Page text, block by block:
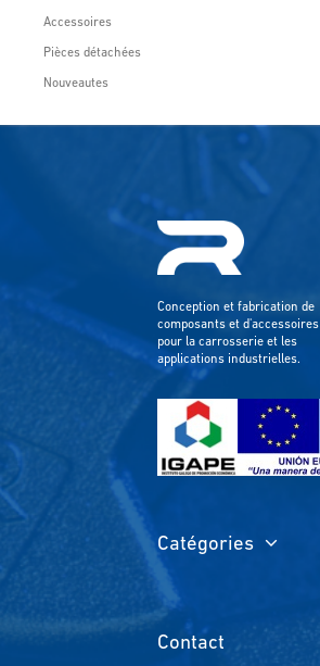
Accessoires
Pièces détachées
Nouveautes
Conception et fabrication de
composants et d'accessoires
pour la carrosserie et les
applications industrielles.
Catégories
Contact